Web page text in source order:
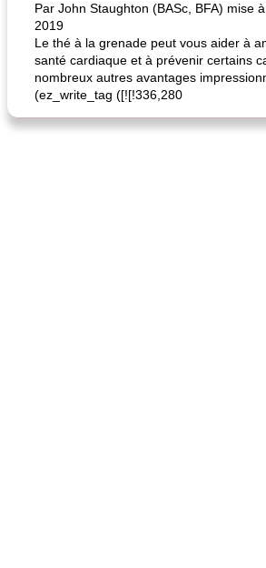
Par John Staughton (BASc, BFA) mise
2019
Le thé à la grenade peut vous aider à
santé cardiaque et à prévenir certains
nombreux autres avantages
(ez_write_tag ([![!336,280